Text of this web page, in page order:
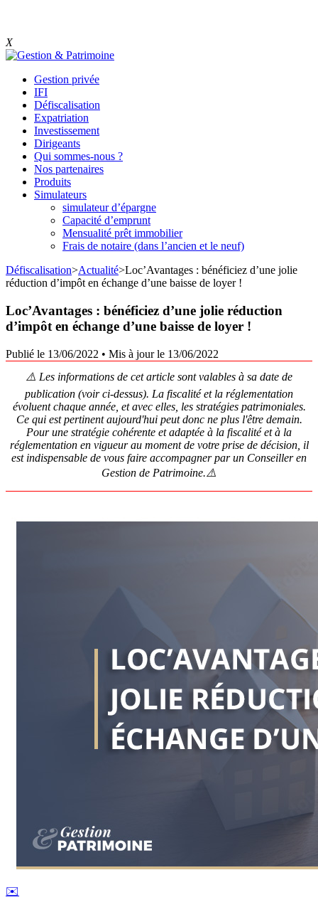
X
Gestion privée
IFI
Défiscalisation
Expatriation
Investissement
Dirigeants
Qui sommes-nous ?
Nos partenaires
Produits
Simulateurs
simulateur d’épargne
Capacité d’emprunt
Mensualité prêt immobilier
Frais de notaire (dans l’ancien et le neuf)
Défiscalisation>Actualité>Loc’Avantages : bénéficiez d’une jolie
réduction d’impôt en échange d’une baisse de loyer !
Loc’Avantages : bénéficiez d’une jolie réduction
d’impôt en échange d’une baisse de loyer !
Publié le 13/06/2022 • Mis à jour le 13/06/2022
⚠️ Les informations de cet article sont valables à sa date de
publication (voir ci-dessus). La fiscalité et la réglementation
évoluent chaque année, et avec elles, les stratégies patrimoniales.
Ce qui est pertinent aujourd'hui peut donc ne plus l'être demain.
Pour une stratégie cohérente et adaptée à la fiscalité et à la
réglementation en vigueur au moment de votre prise de décision, il
est indispensable de vous faire accompagner par un Conseiller en
Gestion de Patrimoine.⚠️
✉️